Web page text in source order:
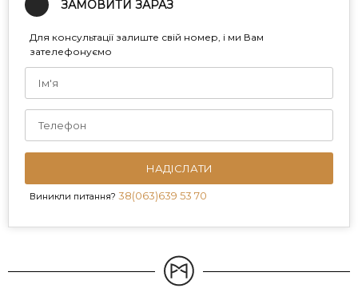
ЗАМОВИТИ ЗАРАЗ
Для консультації залиште свій номер, і ми Вам
зателефонуємо
НАДІСЛАТИ
Виникли питання? 38(063)639 53 70